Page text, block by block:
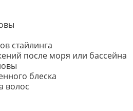
стайлинга
после моря или бассейна
блеска
волос